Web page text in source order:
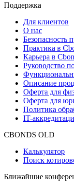
Поддержка
Для клиентов
О нас
Безопасность
Практика в
Карьера в
Руководство
Описание
Оферта для
Оферта для
Политика
IT-
CBONDS OLD
Калькулятор
Поиск
Ближайшие